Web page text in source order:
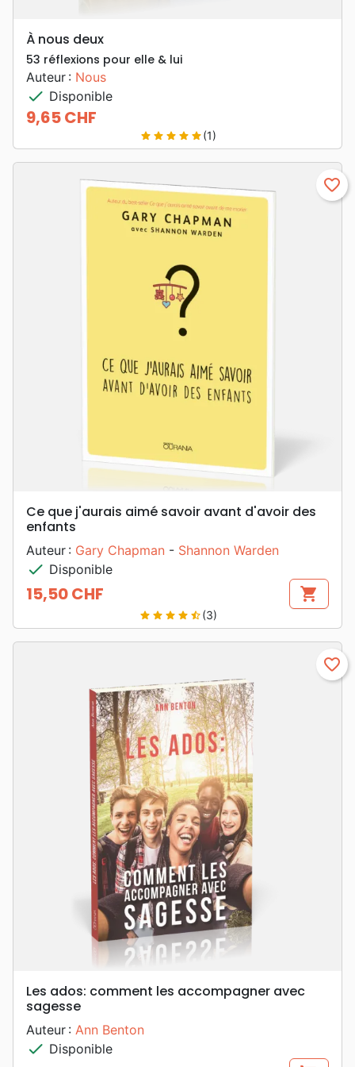
À nous deux
53 réflexions pour elle & lui
Auteur : Nous
check Disponible
Prix
9,65 CHF
star star star star star(1)
favorite_border
Ce que j'aurais aimé savoir avant d'avoir des
enfants
Auteur : Gary Chapman - Shannon Warden
check Disponible
Prix
15,50 CHF shopping_cart
star star star star star_half(3)
favorite_border
Les ados: comment les accompagner avec
sagesse
Auteur : Ann Benton
check Disponible